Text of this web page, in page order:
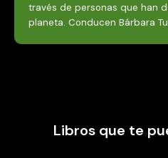
través de personas que han
planeta. Conducen Bárbara
Libros que te